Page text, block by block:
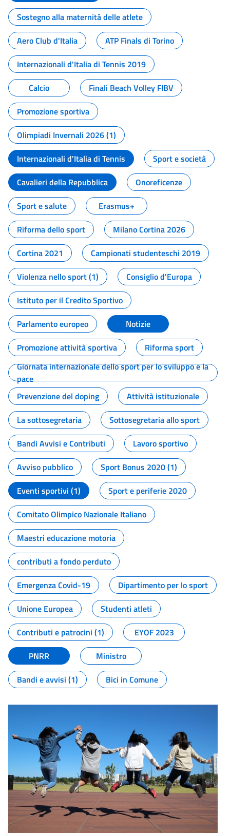
Sostegno alla maternità delle atlete
Aero Club d'Italia
ATP Finals di Torino
Internazionali d'Italia di Tennis 2019
Calcio
Finali Beach Volley FIBV
Promozione sportiva
Olimpiadi Invernali 2026 (1)
Internazionali d'Italia di Tennis
Sport e società
Cavalieri della Repubblica
Onoreficenze
Sport e salute
Erasmus+
Riforma dello sport
Milano Cortina 2026
Cortina 2021
Campionati studenteschi 2019
Violenza nello sport (1)
Consiglio d'Europa
Istituto per il Credito Sportivo
Parlamento europeo
Notizie
Promozione attività sportiva
Riforma sport
Giornata internazionale dello sport per lo sviluppo e la
pace
Prevenzione del doping
Attività istituzionale
La sottosegretaria
Sottosegretaria allo sport
Bandi Avvisi e Contributi
Lavoro sportivo
Avviso pubblico
Sport Bonus 2020 (1)
Eventi sportivi (1)
Sport e periferie 2020
Comitato Olimpico Nazionale Italiano
Maestri educazione motoria
contributi a fondo perduto
Emergenza Covid-19
Dipartimento per lo sport
Unione Europea
Studenti atleti
Contributi e patrocini (1)
EYOF 2023
PNRR
Ministro
Bandi e avvisi (1)
Bici in Comune